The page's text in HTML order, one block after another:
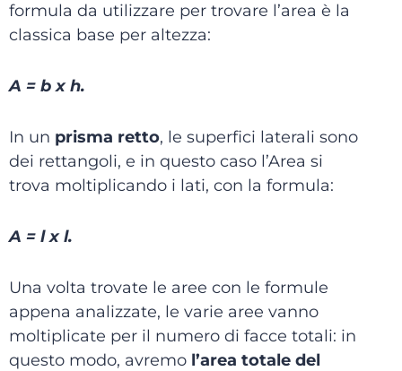
formula da utilizzare per trovare l’area è la
classica base per altezza:
A = b x h.
In un prisma retto, le superfici laterali sono
dei rettangoli, e in questo caso l’Area si
trova moltiplicando i lati, con la formula:
A = l x l.
Una volta trovate le aree con le formule
appena analizzate, le varie aree vanno
moltiplicate per il numero di facce totali: in
questo modo, avremo l’area totale del